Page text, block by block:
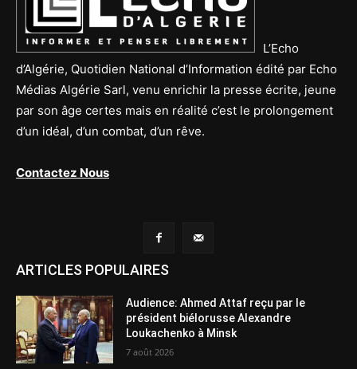
L’Echo
d’Algérie, Quotidien National d’Information édité par Echo
Médias Algérie Sarl, venu enrichir la presse écrite, jeune
par son âge certes mais en réalité c’est le prolongement
d’un idéal, d’un combat, d’un rêve.
Contactez Nous
ARTICLES POPULAIRES
Audience: Ahmed Attaf reçu par le
président biélorusse Alexandre
Loukachenko à Minsk
7 août 2026